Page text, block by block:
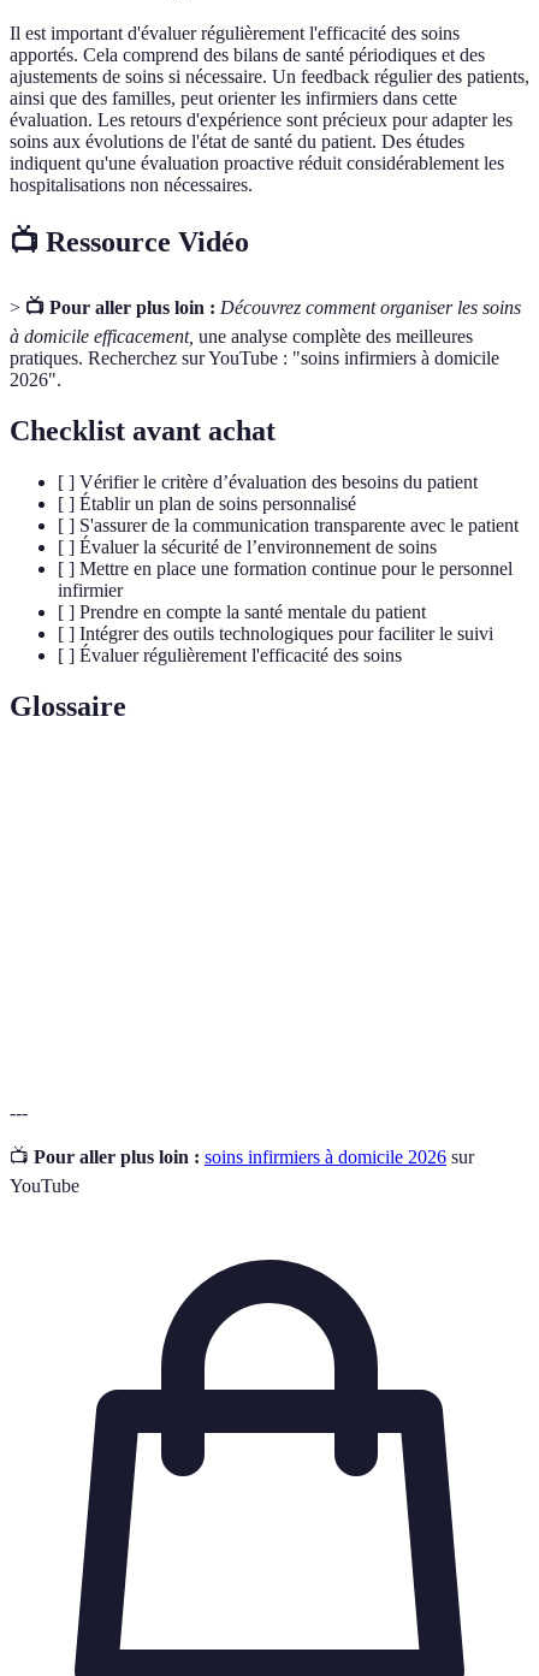
Il est important d'évaluer régulièrement l'efficacité des soins
apportés. Cela comprend des bilans de santé périodiques et des
ajustements de soins si nécessaire. Un feedback régulier des patients,
ainsi que des familles, peut orienter les infirmiers dans cette
évaluation. Les retours d'expérience sont précieux pour adapter les
soins aux évolutions de l'état de santé du patient. Des études
indiquent qu'une évaluation proactive réduit considérablement les
hospitalisations non nécessaires.
📺 Ressource Vidéo
> 📺 Pour aller plus loin : Découvrez comment organiser les soins
à domicile efficacement, une analyse complète des meilleures
pratiques. Recherchez sur YouTube : "soins infirmiers à domicile
2026".
Checklist avant achat
[ ] Vérifier le critère d’évaluation des besoins du patient
[ ] Établir un plan de soins personnalisé
[ ] S'assurer de la communication transparente avec le patient
[ ] Évaluer la sécurité de l’environnement de soins
[ ] Mettre en place une formation continue pour le personnel
infirmier
[ ] Prendre en compte la santé mentale du patient
[ ] Intégrer des outils technologiques pour faciliter le suivi
[ ] Évaluer régulièrement l'efficacité des soins
Glossaire
---
📺 Pour aller plus loin : soins infirmiers à domicile 2026 sur
YouTube